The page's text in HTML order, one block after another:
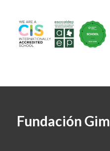
Fundación